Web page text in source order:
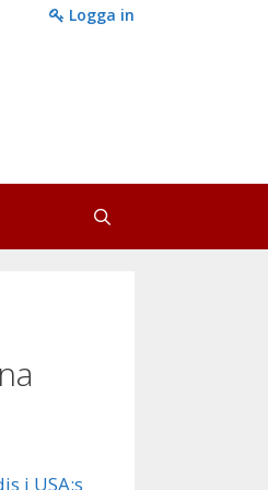
Logga in
i USA:s